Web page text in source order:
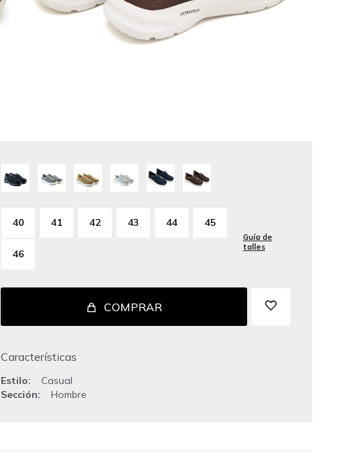
40 41 42 43 44 45
46
Guía de
talles
COMPRAR
Características
Estilo
Casual
Sección
Hombre